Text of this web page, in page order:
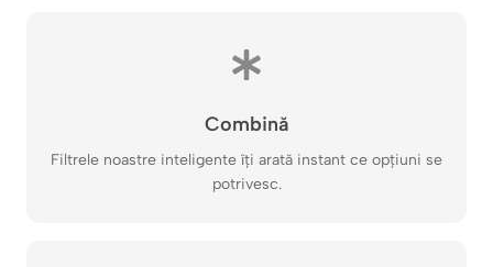
Combină
Filtrele noastre inteligente îți arată instant ce opțiuni se
potrivesc.